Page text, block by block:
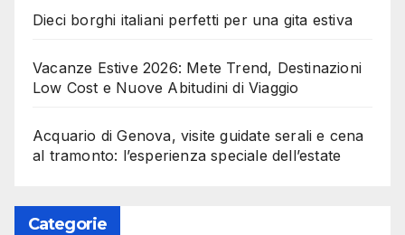
Dieci borghi italiani perfetti per una gita estiva
Vacanze Estive 2026: Mete Trend, Destinazioni
Low Cost e Nuove Abitudini di Viaggio
Acquario di Genova, visite guidate serali e cena
al tramonto: l’esperienza speciale dell’estate
Categorie